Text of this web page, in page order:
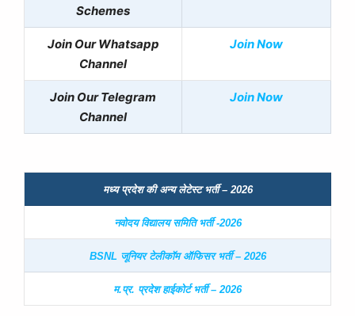
Schemes
Join Our Whatsapp
Channel
Join Now
Join Our Telegram
Channel
Join Now
मध्य प्रदेश की अन्य लेटेस्ट भर्ती – 2026
नवोदय विद्यालय समिति भर्ती -2026
BSNL जूनियर टेलीकॉम ऑफिसर भर्ती – 2026
म.प्र. प्रदेश हाईकोर्ट भर्ती – 2026